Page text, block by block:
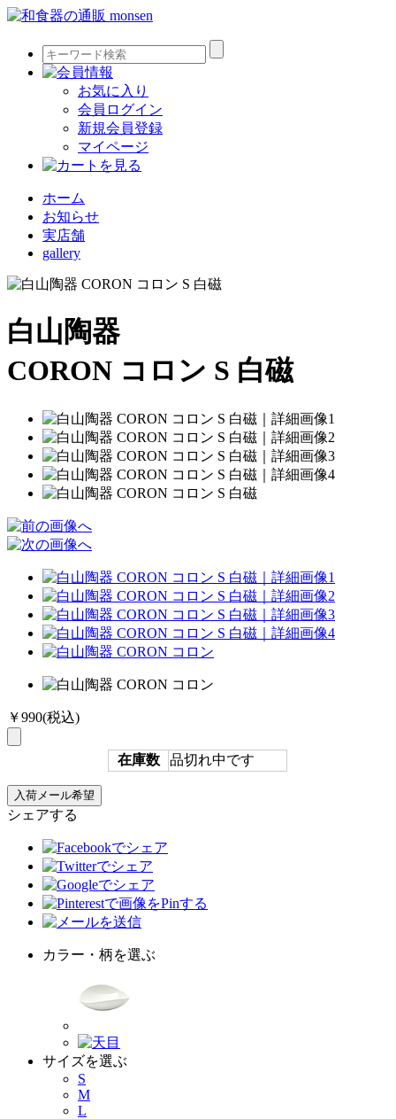
お気に入り
会員ログイン
新規会員登録
マイページ
ホーム
お知らせ
実店舗
gallery
白山陶器
CORON コロン S 白磁
￥990(税込)
在庫数 品切れ中です
シェアする
カラー・柄を選ぶ
サイズを選ぶ
S
M
L